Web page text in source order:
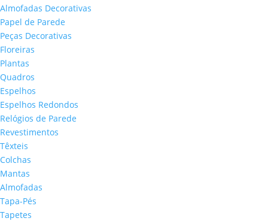
Almofadas Decorativas
Papel de Parede
Peças Decorativas
Floreiras
Plantas
Quadros
Espelhos
Espelhos Redondos
Relógios de Parede
Revestimentos
Têxteis
Colchas
Mantas
Almofadas
Tapa-Pés
Tapetes